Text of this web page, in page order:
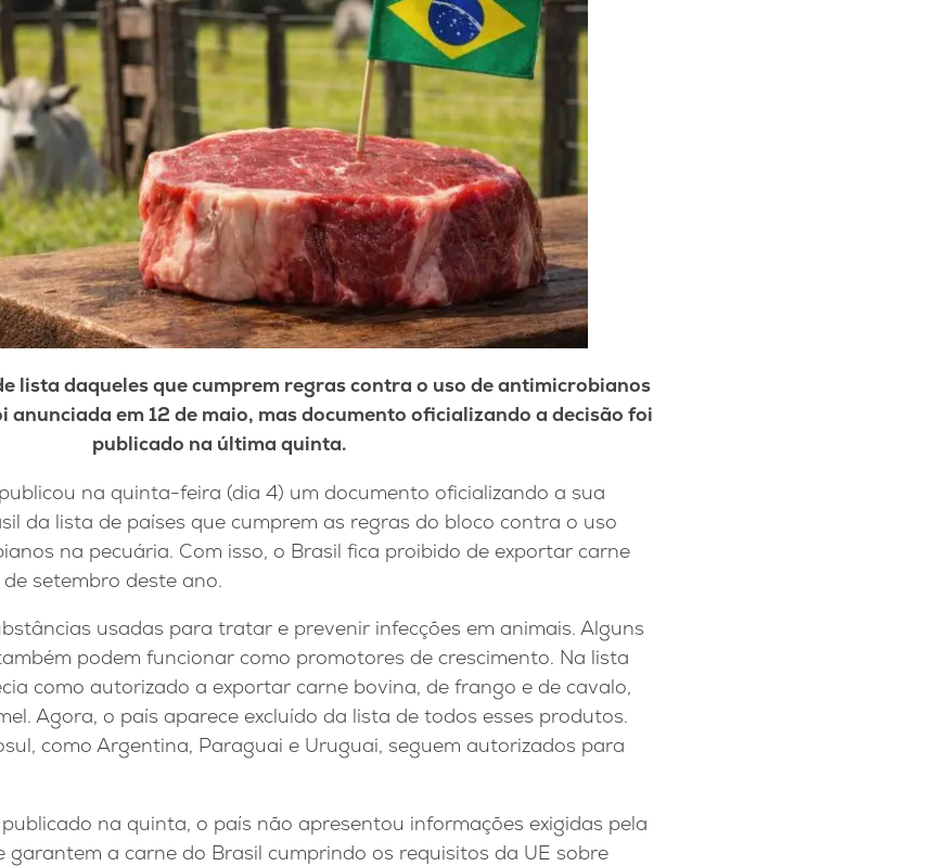
lista daqueles que cumprem regras contra o uso de antimicrobianos
anunciada em 12 de maio, mas documento oficializando a decisão foi
publicado na última quinta.
na quinta-feira (dia 4) um documento oficializando a sua
da lista de países que cumprem as regras do bloco contra o uso
na pecuária. Com isso, o Brasil fica proibido de exportar carne
setembro deste ano.
usadas para tratar e prevenir infecções em animais. Alguns
podem funcionar como promotores de crescimento. Na lista
como autorizado a exportar carne bovina, de frango e de cavalo,
Agora, o país aparece excluído da lista de todos esses produtos.
como Argentina, Paraguai e Uruguai, seguem autorizados para
na quinta, o país não apresentou informações exigidas pela
garantem a carne do Brasil cumprindo os requisitos da UE sobre